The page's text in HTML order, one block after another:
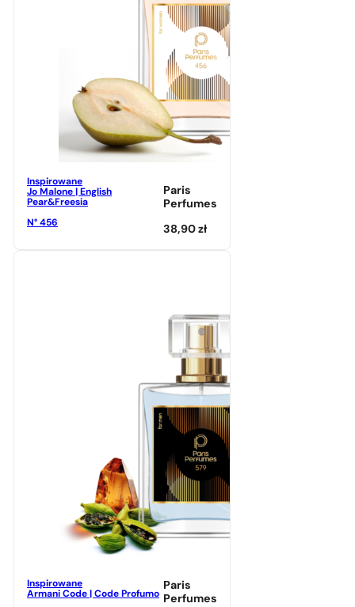
Inspirowane
Jo Malone | English
Pear&Freesia
N° 456
Paris
Perfumes
38,90zł
Inspirowane
Armani Code | Code Profumo
Paris
Perfumes